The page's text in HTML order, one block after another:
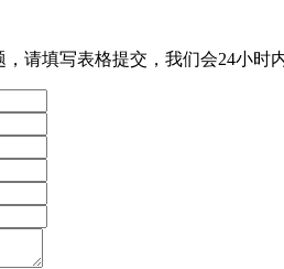
请填写表格提交，我们会24小时